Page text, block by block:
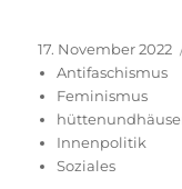
Veröffentlicht
am
17. November 2022
Antifaschismus
Feminismus
Innenpolitik
Soziales